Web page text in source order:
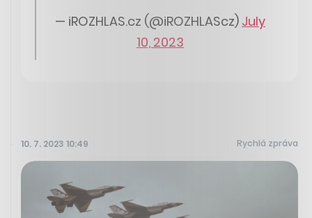
— iROZHLAS.cz (@iROZHLAScz) July
10, 2023
10. 7. 2023 10:49 Rychlá zpráva